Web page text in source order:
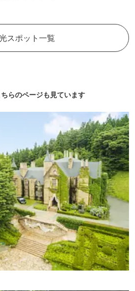
スポット一覧
らのページも見ています